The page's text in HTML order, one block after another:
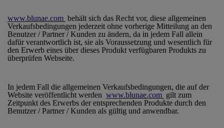
www.blunae.com behält sich das Recht vor, diese allgemeinen
Verkaufsbedingungen jederzeit ohne vorherige Mitteilung an den
Benutzer / Partner / Kunden zu ändern, da in jedem Fall allein
dafür verantwortlich ist, sie als Voraussetzung und wesentlich für
den Erwerb eines über dieses Produkt verfügbaren Produkts zu
überprüfen Webseite.
In jedem Fall die allgemeinen Verkaufsbedingungen, die auf der
Website veröffentlicht werden www.blunae.com gilt zum
Zeitpunkt des Erwerbs der entsprechenden Produkte durch den
Benutzer / Partner / Kunden als gültig und anwendbar.